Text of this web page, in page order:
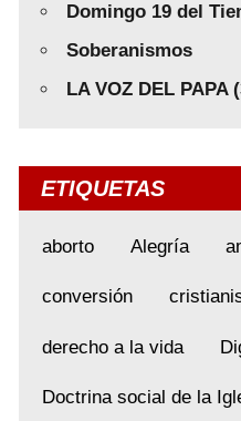
Domingo 19 del
Soberanismos
LA VOZ DEL PAPA
ETIQUETAS
aborto Alegría
conversión
derecho a la vida
Doctrina social de la